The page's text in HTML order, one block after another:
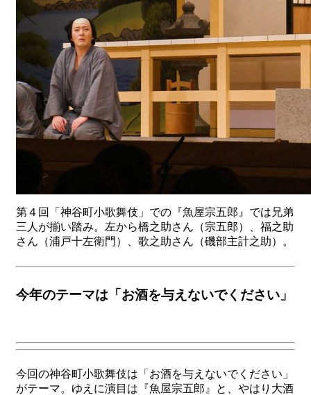
第４回「神谷町小歌舞伎」での『魚屋宗五郎』では兄弟
三人が揃い踏み。左から橋之助さん（宗五郎）、福之助
さん（浦戸十左衛門）、歌之助さん（磯部主計之助）。
今年のテーマは「お酒を与えないでください」
今回の神谷町小歌舞伎は「お酒を与えないでください」
がテーマ。ゆえに演目は『魚屋宗五郎』と、やはり大酒